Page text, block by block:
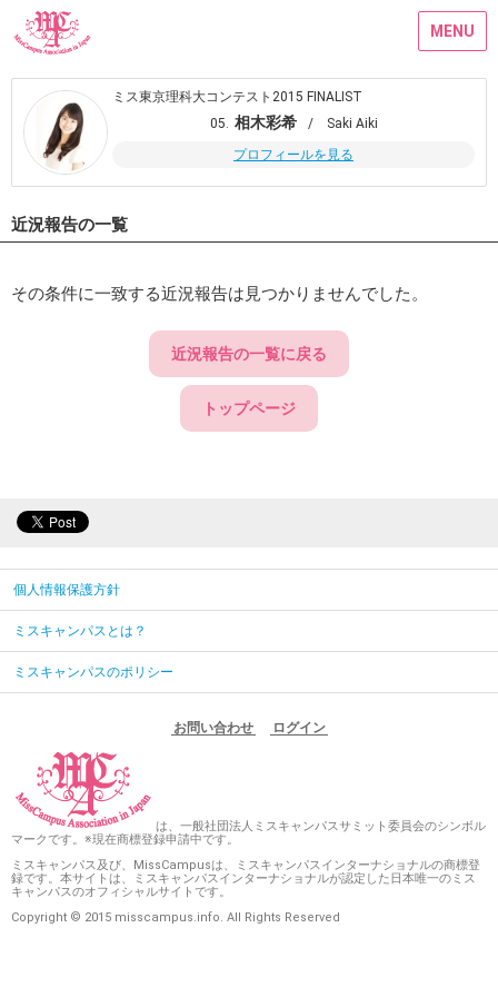
MENU
ミス東京理科大コンテスト2015 FINALIST
05. 相木彩希
/ Saki Aiki
プロフィールを見る
近況報告の一覧
その条件に一致する近況報告は見つかりませんでした。
近況報告の一覧に戻る
トップページ
個人情報保護方針
ミスキャンパスとは？
ミスキャンパスのポリシー
お問い合わせ ログイン
は、一般社団法人ミスキャンパスサミット委員会のシンボル
マークです。※現在商標登録申請中です。
ミスキャンパス及び、MissCampusは、ミスキャンパスインターナショナルの商標登
録です。本サイトは、ミスキャンパスインターナショナルが認定した日本唯一のミス
キャンパスのオフィシャルサイトです。
Copyright © 2015 misscampus.info. All Rights Reserved